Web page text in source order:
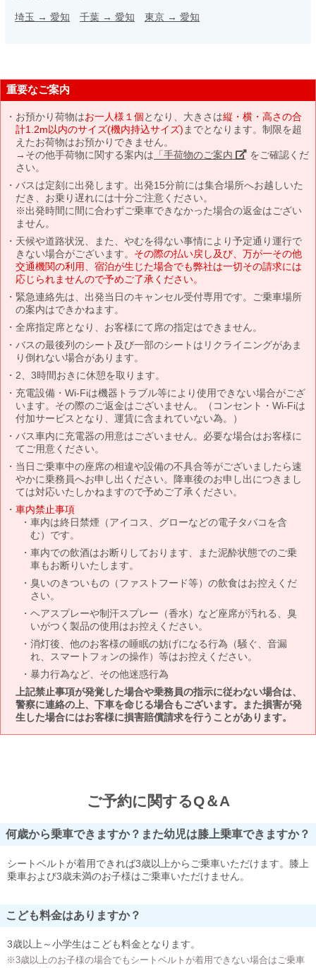
埼玉 → 愛知 千葉 → 愛知 東京 → 愛知
重要なご案内
お預かり荷物はお一人様１個となり、大きさは縦・横・高さの合
計1.2m以内のサイズ(機内持込サイズ) までとなります。制限を超
えたお荷物はお預かりできません。
→その他手荷物に関する案内は 「手荷物のご案内」 をご確認くだ
さい。
バスは定刻に出発します。出発15分前には集合場所へお越しいた
だき、お乗り遅れには十分ご注意ください。
※出発時間に間に合わずご乗車できなかった場合の返金はござい
ません。
天候や道路状況、また、やむを得ない事情により予定通り運行で
きない場合がございます。 その際の払い戻し及び、万が一その他
交通機関の利用、宿泊が生じた場合でも弊社は一切その請求には
応じられませんので予めご了承ください。
緊急連絡先は、出発当日のキャンセル受付専用です。ご乗車場所
の案内はできかねます。
全席指定席となり、お客様にて席の指定はできません。
バスの最後列のシート及び一部のシートはリクライニングがあま
り倒れない場合があります。
2、3時間おきに休憩を取ります。
充電設備・Wi-Fiは機器トラブル等により使用できない場合がござ
います。その際のご返金はございません。（コンセント・Wi-Fiは
付加サービスとなり、運賃に含まれていない為。）
バス車内に充電器の用意はございません。必要な場合はお客様に
てご用意ください。
当日ご乗車中の座席の相違や設備の不具合等がございましたら速
やかに乗務員へお申し出ください。降車後のお申し出につきまし
ては対応いたしかねますので予めご了承ください。
車内禁止事項
車内は終日禁煙（アイコス、グローなどの電子タバコを含
む）です。
車内での飲酒はお断りしております、また泥酔状態でのご乗
車もお断りいたします。
臭いのきついもの（ファストフード等）の飲食はお控えくだ
さい。
ヘアスプレーや制汗スプレー（香水）など座席が汚れる、臭
いがつく製品の使用はお控えください。
消灯後、他のお客様の睡眠の妨げになる行為（騒ぐ、音漏
れ、スマートフォンの操作）等はお控えください。
暴力行為など、その他迷惑行為
上記禁止事項が発覚した場合や乗務員の指示に従わない場合は、
警察に連絡の上、下車を命じる場合もございます。また損害が発
生した場合にはお客様に損害賠償請求を行うことがあります。
ご予約に関するQ＆A
何歳から乗車できますか？また幼児は膝上乗車できますか？
シートベルトが着用できれば3歳以上からご乗車いただけます。膝上
乗車および3歳未満のお子様はご乗車いただけません。
こども料金はありますか？
3歳以上～小学生はこども料金となります。
※3歳以上のお子様の場合でもシートベルトが着用できない場合はご乗車